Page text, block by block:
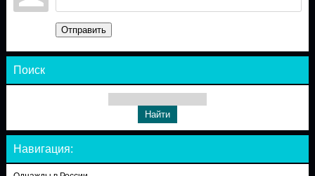
Отправить
Поиск
Навигация: